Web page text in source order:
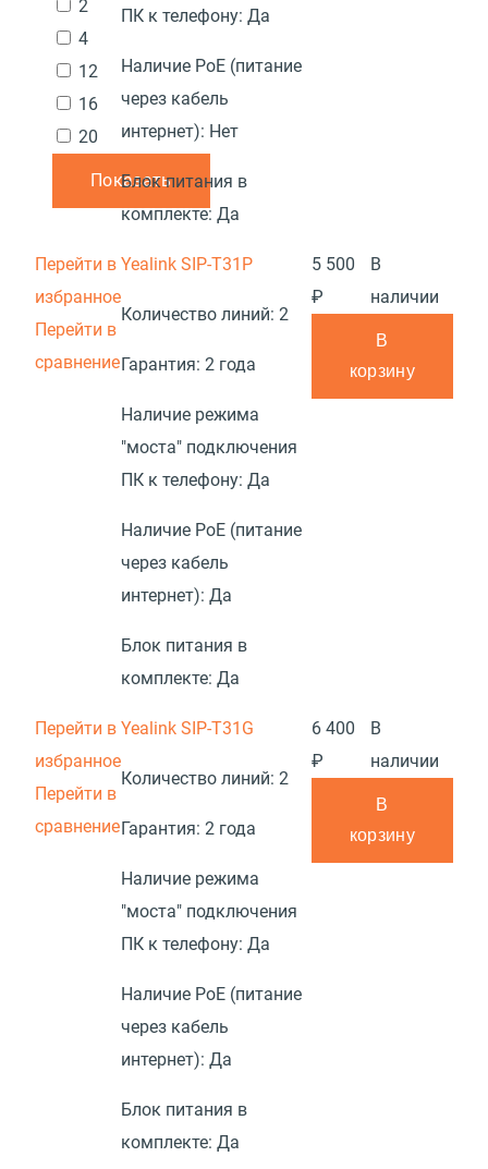
2
4
12
16
20
Показать
ПК к телефону: Да
Наличие PoE (питание
через кабель
интернет): Нет
Блок питания в
комплекте: Да
Перейти в
избранное
Перейти в
сравнение
Yealink SIP-T31P
Количество линий: 2
Гарантия: 2 года
Наличие режима
"моста" подключения
ПК к телефону: Да
Наличие PoE (питание
через кабель
интернет): Да
Блок питания в
комплекте: Да
5 500
₽
В
наличии
В
корзину
Перейти в
избранное
Перейти в
сравнение
Yealink SIP-T31G
Количество линий: 2
Гарантия: 2 года
Наличие режима
"моста" подключения
ПК к телефону: Да
Наличие PoE (питание
через кабель
интернет): Да
Блок питания в
комплекте: Да
6 400
₽
В
наличии
В
корзину